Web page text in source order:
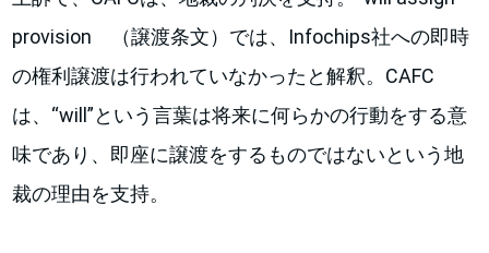
provision （譲渡条文）では、Infochips社への即時
の権利譲渡は行われていなかったと解釈。CAFC
は、“will”という言葉は将来に何らかの行動をする意
味であり、即座に譲渡をするものではないという地
裁の理由を支持。